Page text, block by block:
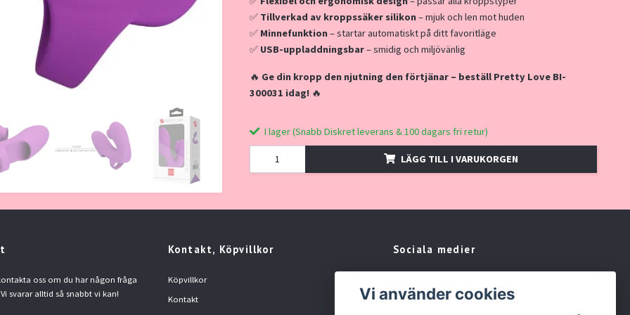
✅ Tillverkad av kroppssäker silikon– mjuk och len mot huden
✅ Minnefunktion– startar automatiskt på ditt favoritläge
✅ USB-uppladdningsbar– smidig och miljövänlig
🔥 Ge din kropp den njutning den förtjänar – beställ Pretty Love BI-
300031 idag!🔥
I lager (Snabb Diskret leverans & 100 dagars fri retur)
LÄGG TILL I VARUKORGEN
oss om du har någon fråga
svarar alltid så snabbt vi kan!
Kontakt, Köpvillkor
Köpvillkor
Kontakt
Sociala medier
Instagram
Vi använder cookies